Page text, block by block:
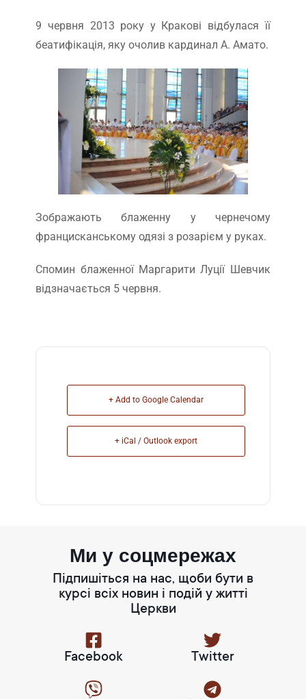
9 червня 2013 року у Кракові відбулася її
беатифікація, яку очолив кардинал А. Амато.
Зображають блаженну у чернечому
францисканському одязі з розарієм у руках.
Спомин блаженної Маргарити Луції Шевчик
відзначається 5 червня.
+ Add to Google Calendar
+ iCal / Outlook export
Ми у соцмережах
Підпишіться на нас, щоби бути в
курсі всіх новин і подій у житті
Церкви
Facebook Twitter